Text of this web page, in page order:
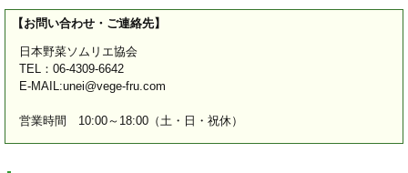
【お問い合わせ・ご連絡先】
日本野菜ソムリエ協会
TEL：06-4309-6642
E-MAIL:unei@vege-fru.com
営業時間 10:00～18:00（土・日・祝休）